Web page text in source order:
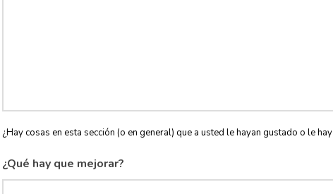
¿Hay cosas en esta sección (o en general) que a usted le hayan gustado o le
¿Qué hay que mejorar?